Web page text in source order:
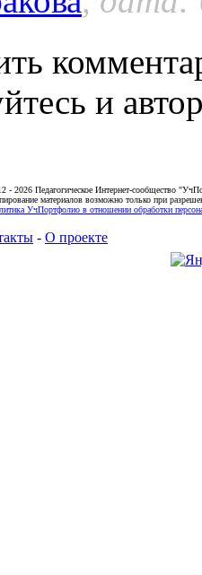
и
- 2026 Педагогическое Интернет-сообщество
материалов возможно только при
УчПортфолио в отношении обработки
- О проекте